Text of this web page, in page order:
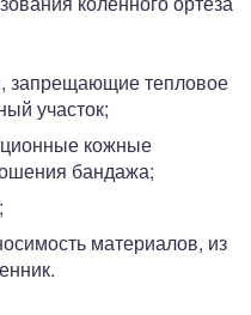
запрещающие тепловое
участок;
кожные
бандажа;
материалов, из